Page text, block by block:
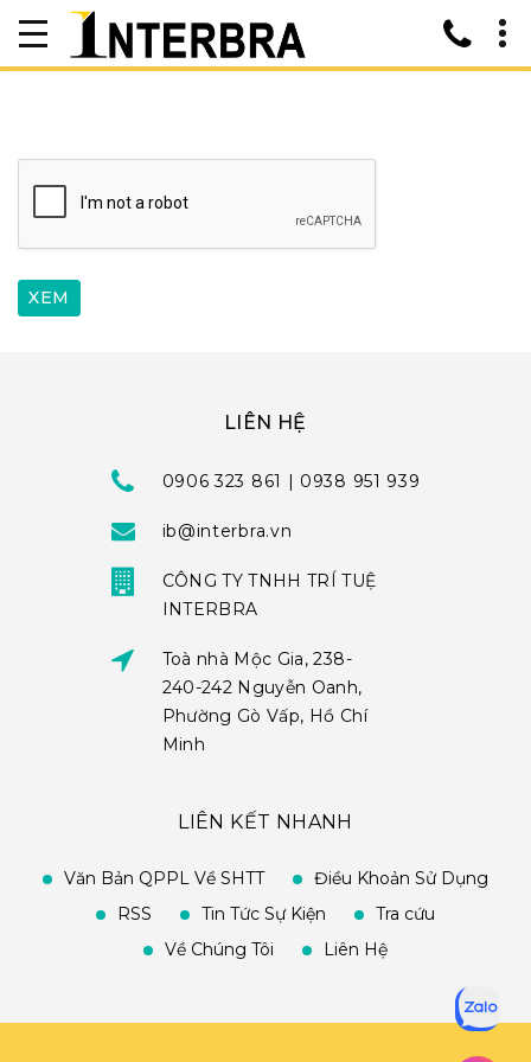
LIÊN HỆ
0906 323 861 | 0938 951 939
ib@interbra.vn
CÔNG TY TNHH TRÍ TUỆ
INTERBRA
Toà nhà Mộc Gia, 238-
240-242 Nguyễn Oanh,
Phường Gò Vấp, Hồ Chí
Minh
LIÊN KẾT NHANH
Văn Bản QPPL Về SHTT
Điều Khoản Sử Dụng
RSS
Tin Tức Sự Kiện
Tra cứu
Về Chúng Tôi
Liên Hệ